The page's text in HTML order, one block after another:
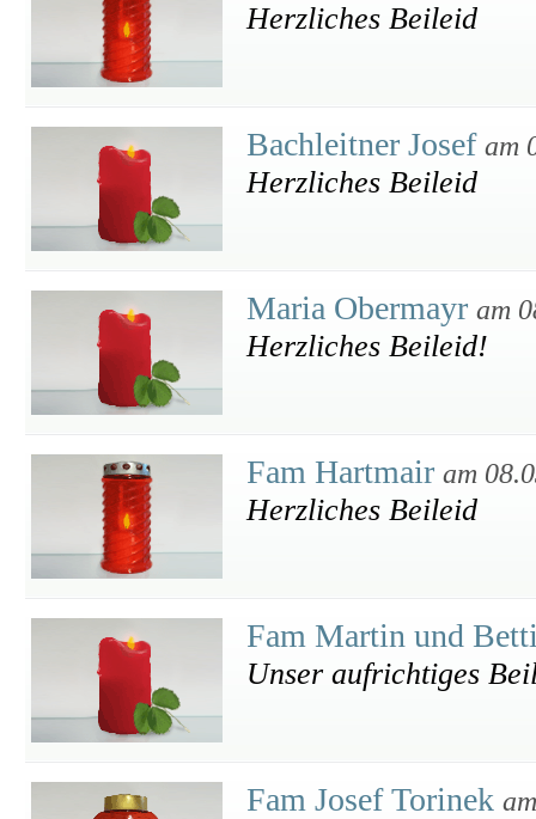
Herzliches Beileid
Bachleitner Josef am
Herzliches Beileid
Maria Obermayr am
Herzliches Beileid!
Fam Hartmair am
Herzliches Beileid
Fam Martin und
Unser aufrichtiges
Fam Josef Torinek